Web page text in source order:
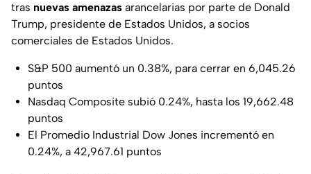
tras nuevas amenazas arancelarias por parte de Donald
Trump, presidente de Estados Unidos, a socios
comerciales de Estados Unidos.
S&P 500 aumentó un 0.38%, para cerrar en 6,045.26
puntos
Nasdaq Composite subió 0.24%, hasta los 19,662.48
puntos
El Promedio Industrial Dow Jones incrementó en
0.24%, a 42,967.61 puntos